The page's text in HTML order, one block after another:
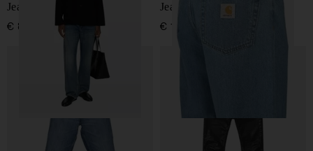
Jeans in denim dritti
€ 890,00
Jeans in denim di cotone
€ 130,00